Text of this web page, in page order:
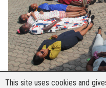
This site uses cookies and